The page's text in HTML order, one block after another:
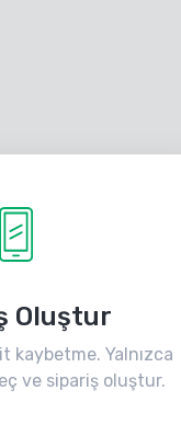
Oluştur
kaybetme. Yalnızca
ve sipariş oluştur.